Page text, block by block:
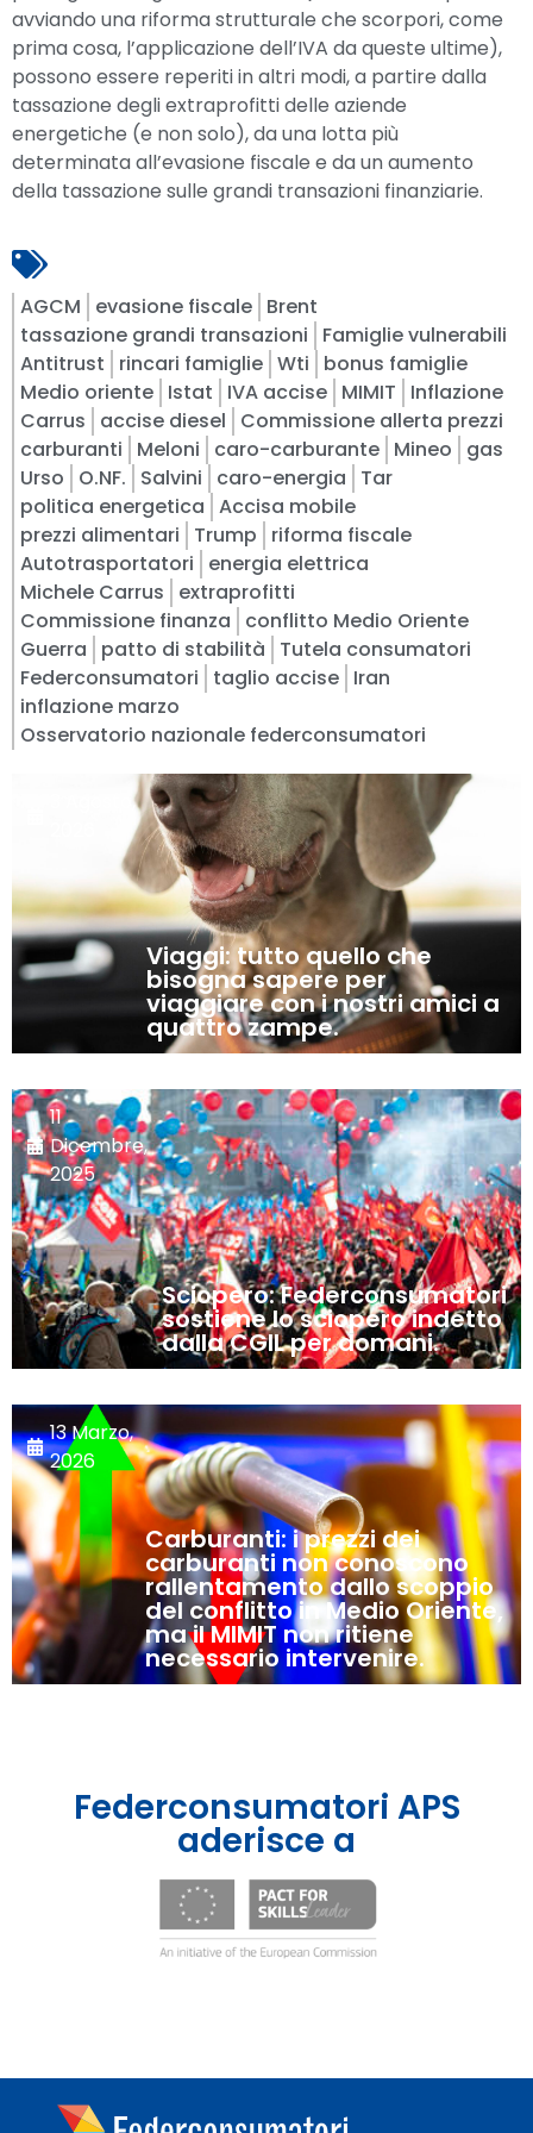
avviando una riforma strutturale che scorpori, come
prima cosa, l’applicazione dell’IVA da queste ultime),
possono essere reperiti in altri modi, a partire dalla
tassazione degli extraprofitti delle aziende
energetiche (e non solo), da una lotta più
determinata all’evasione fiscale e da un aumento
della tassazione sulle grandi transazioni finanziarie.
AGCM evasione fiscale Brent
tassazione grandi transazioni
Famiglie vulnerabili
Antitrust
rincari famiglie Wti
bonus famiglie
Medio oriente Istat IVA accise MIMIT
Inflazione
Carrus
accise diesel
Commissione allerta prezzi
carburanti
Meloni caro-carburante Mineo
gas
Urso
O.NF. Salvini caro-energia
Tar
politica energetica Accisa mobile
prezzi alimentari
Trump
riforma fiscale
Autotrasportatori
energia elettrica
Michele Carrus
extraprofitti
Commissione finanza
conflitto Medio Oriente
Guerra
patto di stabilità
Tutela consumatori
Federconsumatori
taglio accise Iran
inflazione marzo
Osservatorio nazionale federconsumatori
3 Agosto,
Viaggi: tutto quello che
bisogna sapere per
viaggiare con i nostri amici a
quattro zampe.
11
Dicembre,
2025
Sciopero: Federconsumatori
sostiene lo sciopero indetto
dalla CGIL per domani.
13 Marzo,
2026
Carburanti: i prezzi dei
carburanti non conoscono
rallentamento dallo scoppio
del conflitto in Medio Oriente,
ma il MIMIT non ritiene
necessario intervenire.
Federconsumatori APS
aderisce a